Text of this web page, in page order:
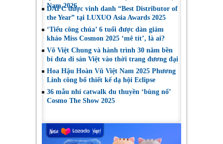
Nam 2026
DAFC được vinh danh “Best Distributor of
the Year” tại LUXUO Asia Awards 2025
‘Tiểu công chúa’ 6 tuổi được dàn giám
khảo Miss Cosmon 2025 ‘mê tít’, là ai?
Võ Việt Chung và hành trình 30 năm bền
bỉ đưa di sản Việt vào thời trang đương đại
Hoa Hậu Hoàn Vũ Việt Nam 2025 Phương
Linh công bố thiết kế dạ hội Eclipse
36 mẫu nhí catwalk du thuyền ‘bùng nổ’
Cosmo The Show 2025